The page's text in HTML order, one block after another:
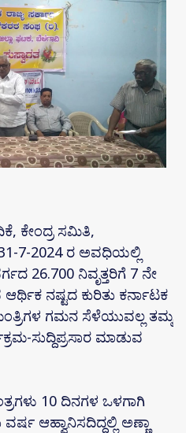
ಕೇಂದ್ರ ಸಮಿತಿ,
7-2024 ರ ಅವಧಿಯಲ್ಲಿ
26.700 ನಿವೃತ್ತರಿಗೆ 7 ನೇ
ನಷ್ಟದ ಕುರಿತು ಕರ್ನಾಟಕ
ಗಮನ ಸೆಳೆಯುವಲ್ಲ ತಮ್ಮ
ಸುದ್ದಿಪ್ರಸಾರ ಮಾಡುವ
10 ದಿನಗಳ ಒಳಗಾಗಿ
ಆಹ್ವಾನಿಸದಿದ್ದಲ್ಲಿ ಅಣ್ಣಾ